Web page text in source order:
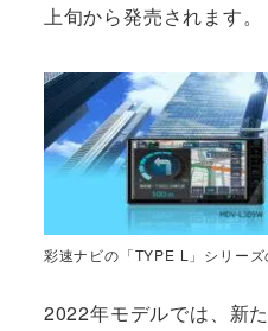
上旬から発売されます。
彩速ナビの「TYPE L」シリー
2022年モデルでは、新